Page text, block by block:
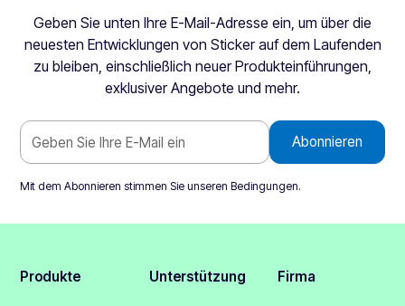
Geben Sie unten Ihre E-Mail-Adresse ein, um über die
neuesten Entwicklungen von Sticker auf dem Laufenden
zu bleiben, einschließlich neuer Produkteinführungen,
exklusiver Angebote und mehr.
Mit dem Abonnieren stimmen Sie unserenBedingungen.
Produkte Unterstützung Firma